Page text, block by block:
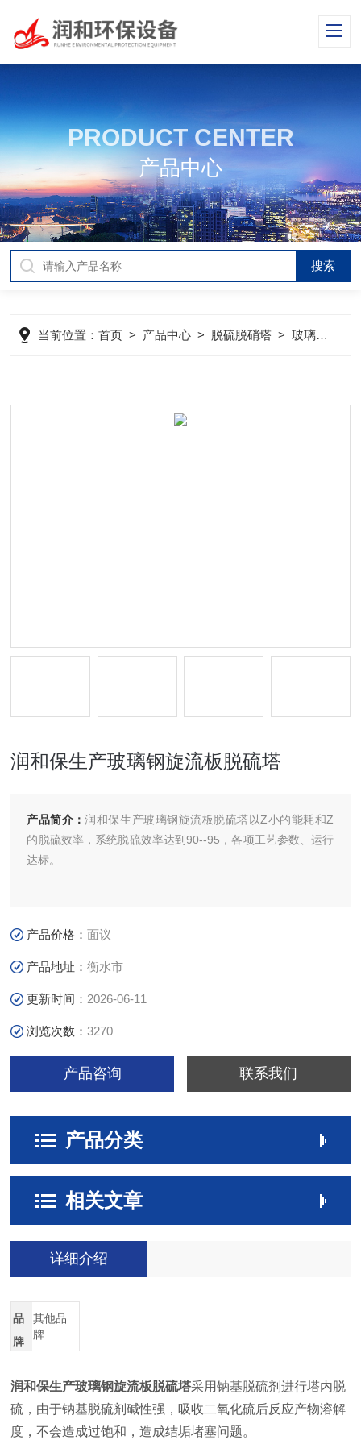
PRODUCT CENTER
产品中心
当前位置：首页 > 产品中心 > 脱硫脱硝塔 >玻璃钢脱硫塔
润和保生产玻璃钢旋流板脱硫塔
产品简介：润和保生产玻璃钢旋流板脱硫塔以Z小的能耗和Z
的脱硫效率，系统脱硫效率达到90--95，各项工艺参数、运行
达标。
产品价格：面议
产品地址：衡水市
更新时间： 2026-06-11
浏览次数：3270
产品咨询 联系我们
产品分类
相关文章
详细介绍
品
牌
其他品
牌
润和保生产玻璃钢旋流板脱硫塔采用钠基脱硫剂进行塔内脱
硫，由于钠基脱硫剂碱性强，吸收二氧化硫后反应产物溶解
度，不会造成过饱和，造成结垢堵塞问题。